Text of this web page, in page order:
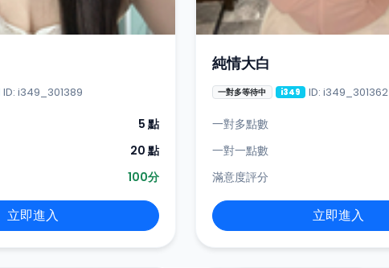
ID: i349_301389
5 點
20 點
100分
立即進入
純情大白
一對多等待中 i349 ID: i349_301362
一對多點數
一對一點數
滿意度評分
立即進入